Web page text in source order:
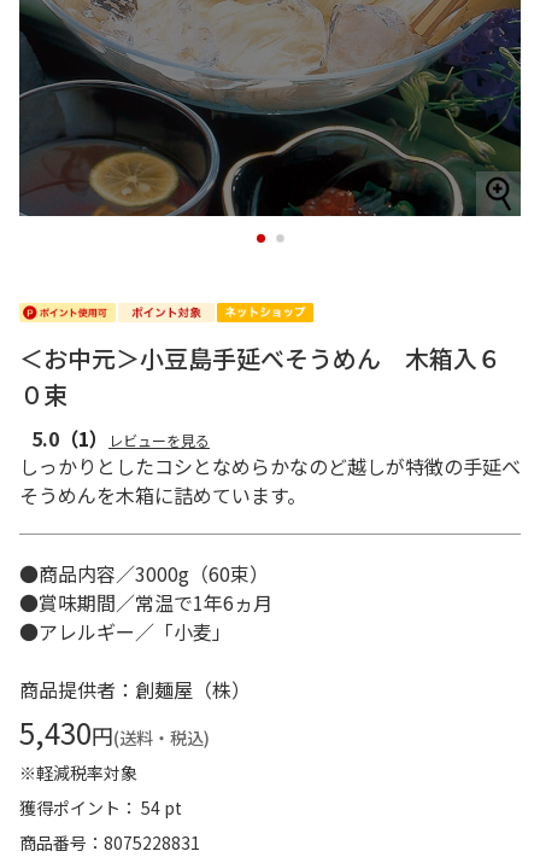
1 2
＜お中元＞小豆島手延べそうめん 木箱入６
０束
5.0 （1） レビューを見る
しっかりとしたコシとなめらかなのど越しが特徴の手延べ
そうめんを木箱に詰めています。
●商品内容／3000g（60束）
●賞味期間／常温で1年6ヵ月
●アレルギー／「小麦」
商品提供者：創麺屋（株）
5,430円(送料・税込)
※軽減税率対象
獲得ポイント： 54 pt
商品番号
8075228831